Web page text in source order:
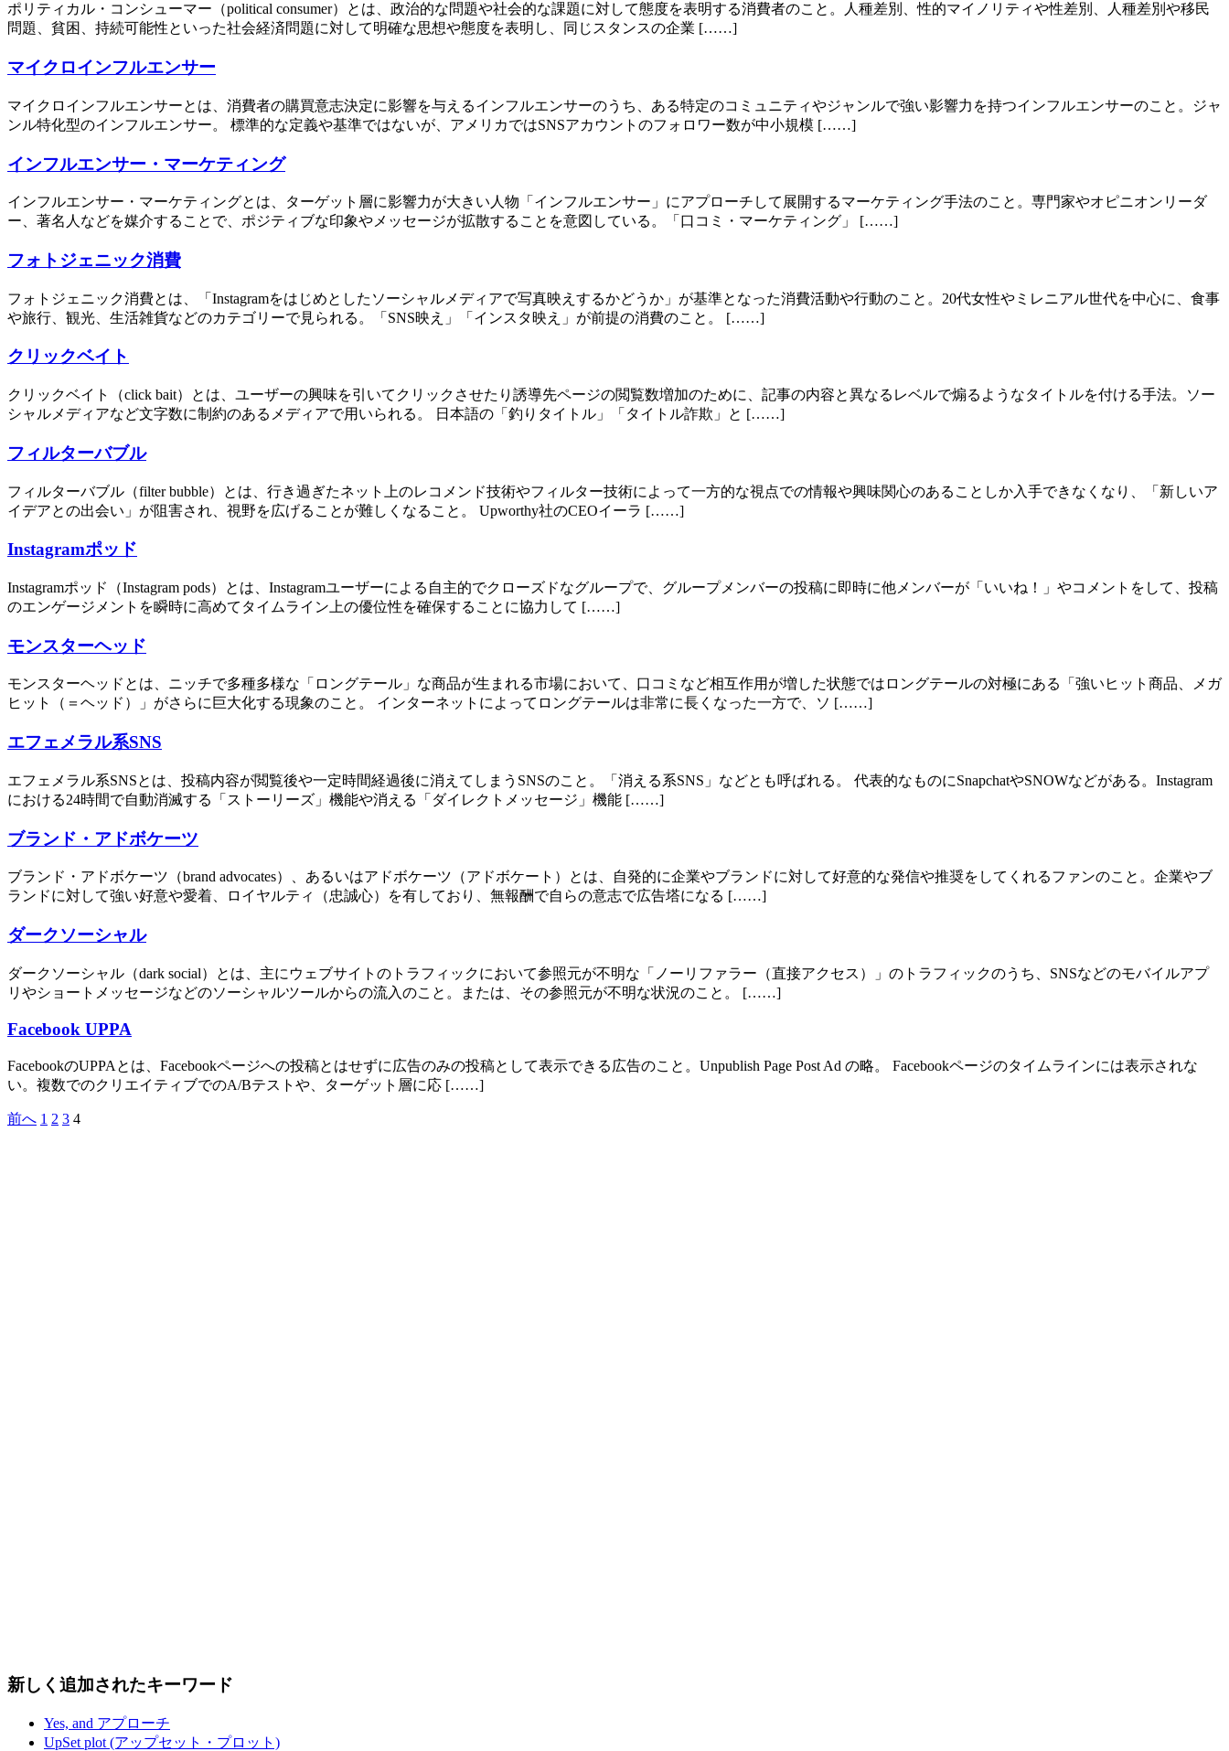
ポリティカル・コンシューマー（political consumer）とは、政治的な問題や社会的な課題に対して態度を表明する消費者のこと。人種差別、性的マイノリティや性差別、人種差別や移民
問題、貧困、持続可能性といった社会経済問題に対して明確な思想や態度を表明し、同じスタンスの企業 [……]
マイクロインフルエンサー
マイクロインフルエンサーとは、消費者の購買意志決定に影響を与えるインフルエンサーのうち、ある特定のコミュニティやジャンルで強い影響力を持つインフルエンサーのこと。ジャ
ンル特化型のインフルエンサー。 標準的な定義や基準ではないが、アメリカではSNSアカウントのフォロワー数が中小規模 [……]
インフルエンサー・マーケティング
インフルエンサー・マーケティングとは、ターゲット層に影響力が大きい人物「インフルエンサー」にアプローチして展開するマーケティング手法のこと。専門家やオピニオンリーダ
ー、著名人などを媒介することで、ポジティブな印象やメッセージが拡散することを意図している。「口コミ・マーケティング」 [……]
フォトジェニック消費
フォトジェニック消費とは、「Instagramをはじめとしたソーシャルメディアで写真映えするかどうか」が基準となった消費活動や行動のこと。20代女性やミレニアル世代を中心に、食事
や旅行、観光、生活雑貨などのカテゴリーで見られる。「SNS映え」「インスタ映え」が前提の消費のこと。 [……]
クリックベイト
クリックベイト（click bait）とは、ユーザーの興味を引いてクリックさせたり誘導先ページの閲覧数増加のために、記事の内容と異なるレベルで煽るようなタイトルを付ける手法。ソー
シャルメディアなど文字数に制約のあるメディアで用いられる。 日本語の「釣りタイトル」「タイトル詐欺」と [……]
フィルターバブル
フィルターバブル（filter bubble）とは、行き過ぎたネット上のレコメンド技術やフィルター技術によって一方的な視点での情報や興味関心のあることしか入手できなくなり、「新しいア
イデアとの出会い」が阻害され、視野を広げることが難しくなること。 Upworthy社のCEOイーラ [……]
Instagramポッド
Instagramポッド（Instagram pods）とは、Instagramユーザーによる自主的でクローズドなグループで、グループメンバーの投稿に即時に他メンバーが「いいね！」やコメントをして、投稿
のエンゲージメントを瞬時に高めてタイムライン上の優位性を確保することに協力して [……]
モンスターヘッド
モンスターヘッドとは、ニッチで多種多様な「ロングテール」な商品が生まれる市場において、口コミなど相互作用が増した状態ではロングテールの対極にある「強いヒット商品、メガ
ヒット（＝ヘッド）」がさらに巨大化する現象のこと。 インターネットによってロングテールは非常に長くなった一方で、ソ [……]
エフェメラル系SNS
エフェメラル系SNSとは、投稿内容が閲覧後や一定時間経過後に消えてしまうSNSのこと。「消える系SNS」などとも呼ばれる。 代表的なものにSnapchatやSNOWなどがある。Instagram
における24時間で自動消滅する「ストーリーズ」機能や消える「ダイレクトメッセージ」機能 [……]
ブランド・アドボケーツ
ブランド・アドボケーツ（brand advocates）、あるいはアドボケーツ（アドボケート）とは、自発的に企業やブランドに対して好意的な発信や推奨をしてくれるファンのこと。企業やブ
ランドに対して強い好意や愛着、ロイヤルティ（忠誠心）を有しており、無報酬で自らの意志で広告塔になる [……]
ダークソーシャル
ダークソーシャル（dark social）とは、主にウェブサイトのトラフィックにおいて参照元が不明な「ノーリファラー（直接アクセス）」のトラフィックのうち、SNSなどのモバイルアプ
リやショートメッセージなどのソーシャルツールからの流入のこと。または、その参照元が不明な状況のこと。 [……]
Facebook UPPA
FacebookのUPPAとは、Facebookページへの投稿とはせずに広告のみの投稿として表示できる広告のこと。Unpublish Page Post Ad の略。 Facebookページのタイムラインには表示されな
い。複数でのクリエイティブでのA/Bテストや、ターゲット層に応 [……]
投
前へ 1 2 3 4
新しく追加されたキーワード
Yes, and アプローチ
UpSet plot (アップセット・プロット)